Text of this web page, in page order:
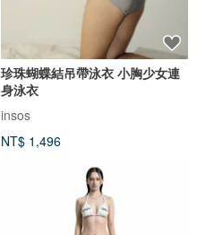
珍珠蝴蝶結吊帶泳衣 小胸少女連
身泳衣
insos
NT$ 1,496